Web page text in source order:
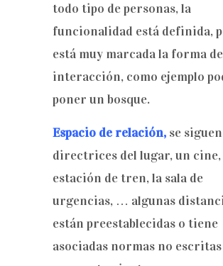
todo tipo de personas, la
funcionalidad está definida,
está muy marcada la forma de
interacción, como ejemplo
poner un bosque.
Espacio de relación, se
directrices del lugar, un cine,
estación de tren, la sala de
urgencias, … algunas
están preestablecidas o tiene
asociadas normas no